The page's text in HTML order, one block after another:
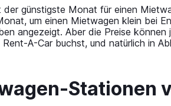
der günstigste Monat für einen
um einen Mietwagen klein bei
angezeigt. Aber die Preise
Rent-A-Car buchst, und natürlich in
Stationen